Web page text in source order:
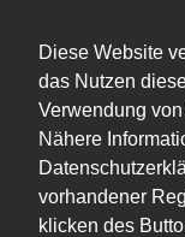
Diese Website
das Nutzen
Verwendung
Nähere
vorhandener
klicken des